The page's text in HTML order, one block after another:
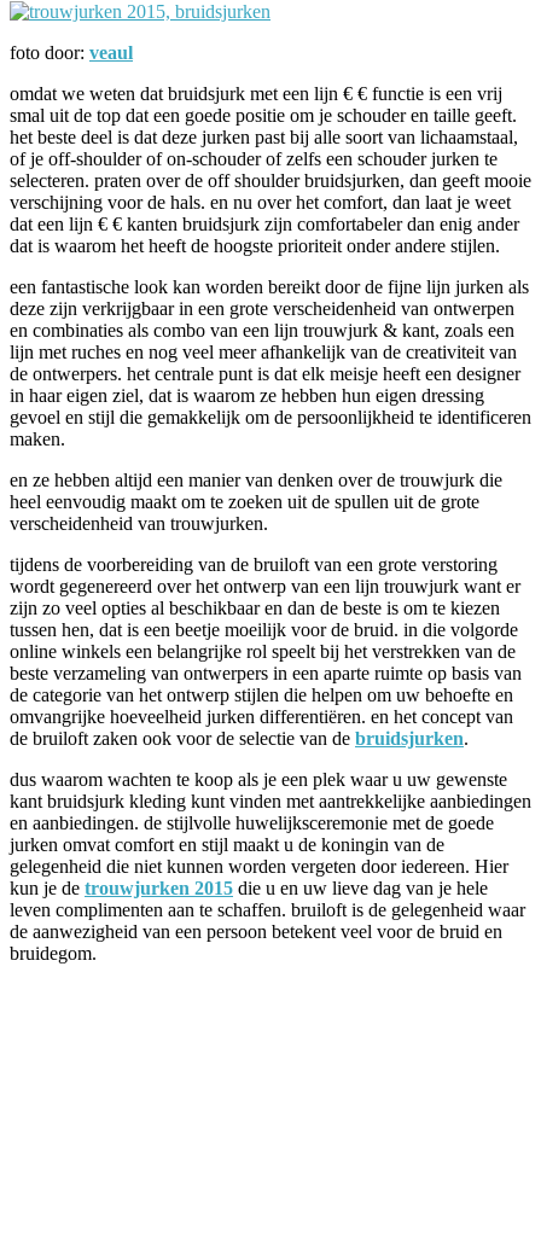
foto door: veaul
omdat we weten dat bruidsjurk met een lijn € € functie is een vrij
smal uit de top dat een goede positie om je schouder en taille geeft.
het beste deel is dat deze jurken past bij alle soort van lichaamstaal,
of je off-shoulder of on-schouder of zelfs een schouder jurken te
selecteren. praten over de off shoulder bruidsjurken, dan geeft mooie
verschijning voor de hals. en nu over het comfort, dan laat je weet
dat een lijn € € kanten bruidsjurk zijn comfortabeler dan enig ander
dat is waarom het heeft de hoogste prioriteit onder andere stijlen.
een fantastische look kan worden bereikt door de fijne lijn jurken als
deze zijn verkrijgbaar in een grote verscheidenheid van ontwerpen
en combinaties als combo van een lijn trouwjurk & kant, zoals een
lijn met ruches en nog veel meer afhankelijk van de creativiteit van
de ontwerpers. het centrale punt is dat elk meisje heeft een designer
in haar eigen ziel, dat is waarom ze hebben hun eigen dressing
gevoel en stijl die gemakkelijk om de persoonlijkheid te identificeren
maken.
en ze hebben altijd een manier van denken over de trouwjurk die
heel eenvoudig maakt om te zoeken uit de spullen uit de grote
verscheidenheid van trouwjurken.
tijdens de voorbereiding van de bruiloft van een grote verstoring
wordt gegenereerd over het ontwerp van een lijn trouwjurk want er
zijn zo veel opties al beschikbaar en dan de beste is om te kiezen
tussen hen, dat is een beetje moeilijk voor de bruid. in die volgorde
online winkels een belangrijke rol speelt bij het verstrekken van de
beste verzameling van ontwerpers in een aparte ruimte op basis van
de categorie van het ontwerp stijlen die helpen om uw behoefte en
omvangrijke hoeveelheid jurken differentiëren. en het concept van
de bruiloft zaken ook voor de selectie van de bruidsjurken.
dus waarom wachten te koop als je een plek waar u uw gewenste
kant bruidsjurk kleding kunt vinden met aantrekkelijke aanbiedingen
en aanbiedingen. de stijlvolle huwelijksceremonie met de goede
jurken omvat comfort en stijl maakt u de koningin van de
gelegenheid die niet kunnen worden vergeten door iedereen. Hier
kun je de trouwjurken 2015 die u en uw lieve dag van je hele
leven complimenten aan te schaffen. bruiloft is de gelegenheid waar
de aanwezigheid van een persoon betekent veel voor de bruid en
bruidegom.